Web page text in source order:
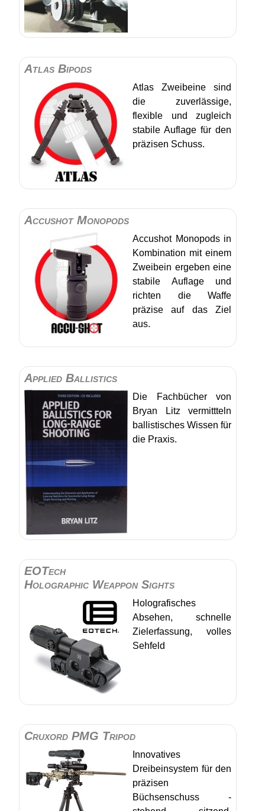
Atlas Bipods
Atlas Zweibeine sind
die zuverlässige,
flexible und zugleich
stabile Auflage für den
präzisen Schuss.
Accushot Monopods
Accushot Monopods in
Kombination mit einem
Zweibein ergeben eine
stabile Auflage und
richten die Waffe
präzise auf das Ziel
aus.
Applied Ballistics
Die Fachbücher von
Bryan Litz vermittteln
ballistisches Wissen für
die Praxis.
EOTech
Holographic Weappon Sights
Holografisches
Absehen, schnelle
Zielerfassung, volles
Sehfeld
Cruxord PMG Tripod
Innovatives
Dreibeinsystem für den
präzisen
Büchsenschuss -